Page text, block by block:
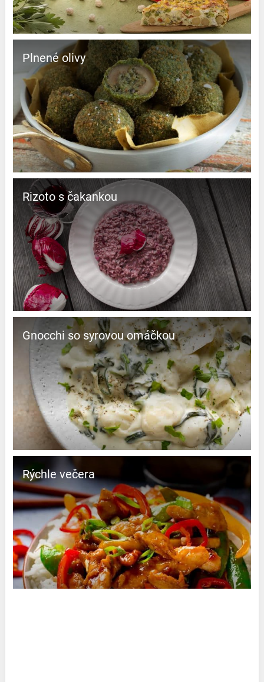
Plnené olivy
Rizoto s čakankou
Gnocchi so syrovou omáčkou
Rýchle večera